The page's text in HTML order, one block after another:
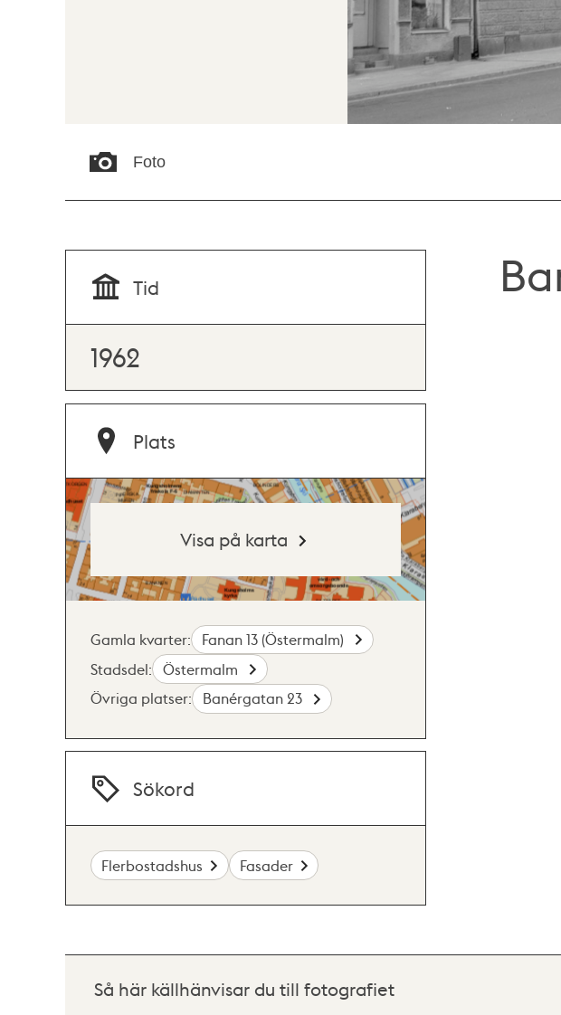
Foto
Tid
1962
Plats
Visa på karta
Gamla kvarter:
Fanan 13 (Östermalm)
Stadsdel:
Östermalm
Övriga platser:
Banérgatan 23
Sökord
Flerbostadshus Fasader
Så här källhänvisar du till fotografiet